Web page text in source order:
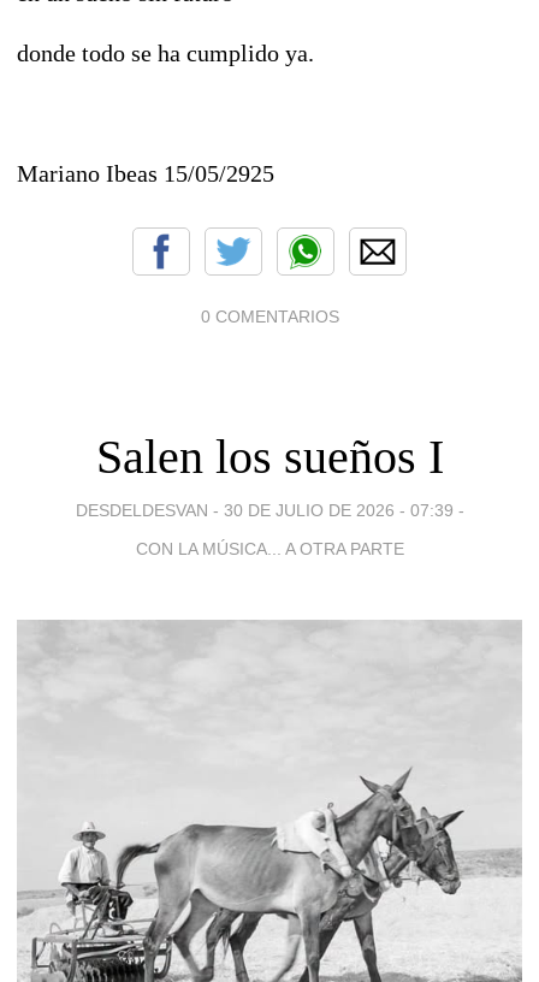
donde todo se ha cumplido ya.
Mariano Ibeas 15/05/2925
0 COMENTARIOS
Salen los sueños I
DESDELDESVAN - 30 DE JULIO DE 2026 - 07:39 -
CON LA MÚSICA... A OTRA PARTE